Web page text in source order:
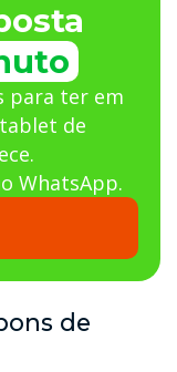
para ter em
de
WhatsApp.
de